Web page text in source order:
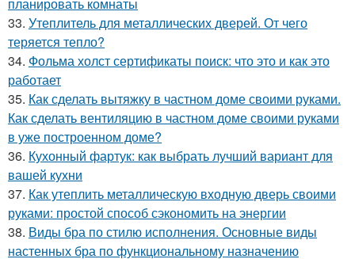
33. Утеплитель для металлических дверей. От чего
теряется тепло?
34. Фольма холст сертификаты поиск: что это и как это
работает
35. Как сделать вытяжку в частном доме своими руками.
Как сделать вентиляцию в частном доме своими руками
в уже построенном доме?
36. Кухонный фартук: как выбрать лучший вариант для
вашей кухни
37. Как утеплить металлическую входную дверь своими
руками: простой способ сэкономить на энергии
38. Виды бра по стилю исполнения. Основные виды
настенных бра по функциональному назначению